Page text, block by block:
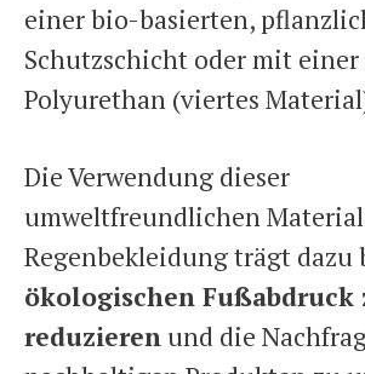
einer bio-basierten,
Schutzschicht oder mit einer
Polyurethan (viertes
Die Verwendung dieser
umweltfreundlichen
Regenbekleidung trägt dazu
ökologischen Fußabdruck
reduzieren und die